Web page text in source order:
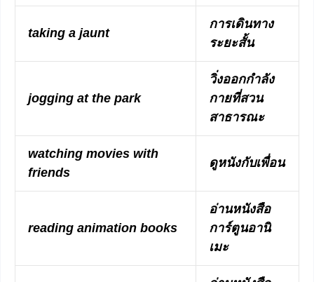
taking a jaunt
การเดินทาง
ระยะสั้น
jogging at the park
วิ่งออกกำลัง
กายที่สวน
สาธารณะ
watching movies with
friends
ดูหนังกับเพื่อน
reading animation books
อ่านหนังสือ
การ์ตูนอานิ
เมะ